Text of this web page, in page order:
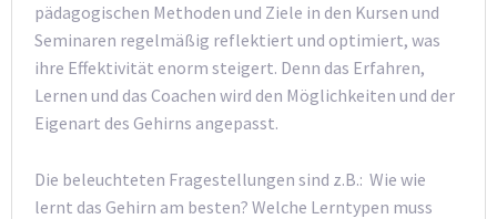
pädagogischen Methoden und Ziele in den Kursen und
Seminaren regelmäßig reflektiert und optimiert, was
ihre Effektivität enorm steigert. Denn das Erfahren,
Lernen und das Coachen wird den Möglichkeiten und der
Eigenart des Gehirns angepasst.
Die beleuchteten Fragestellungen sind z.B.: Wie wie
lernt das Gehirn am besten? Welche Lerntypen muss